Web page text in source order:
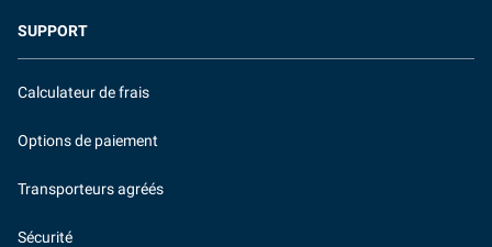
SUPPORT
Calculateur de frais
Options de paiement
Transporteurs agréés
Sécurité